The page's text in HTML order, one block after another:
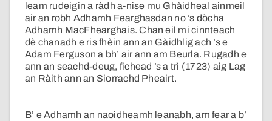
leam rudeigin a ràdh a-nise mu Ghàidheal ainmeil
air an robh Adhamh Fearghasdan no ’s dòcha
Adhamh MacFhearghais. Chan eil mi cinnteach
dè chanadh e ris fhèin ann an Gàidhlig ach ’s e
Adam Ferguson a bh’ air ann am Beurla. Rugadh e
ann an seachd-deug, fichead ’s a trì (1723) aig Lag
an Ràith ann an Siorrachd Pheairt.
B’ e Adhamh an naoidheamh leanabh, am fear a b’